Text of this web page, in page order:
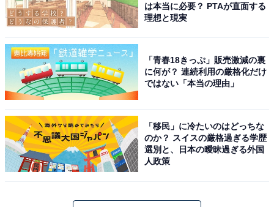
収300万円、介護職の女性が会社を辞めようと思った瞬
間
は本当に必要？ PTAが直面する
理想と現実
「青春18きっぷ」販売激減の裏
に何が？ 連続利用の厳格化だけ
ではない「本当の理由」
「移民」に冷たいのはどっちな
のか？ スイスの厳格過ぎる学歴
選別と、日本の曖昧過ぎる外国
人政策